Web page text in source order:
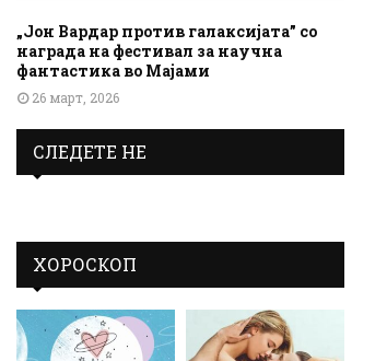
„Јон Вардар против галаксијата” со
награда на фестивал за научна
фантастика во Мајами
26 март, 2026
СЛЕДЕТЕ НЕ
ХОРОСКОП